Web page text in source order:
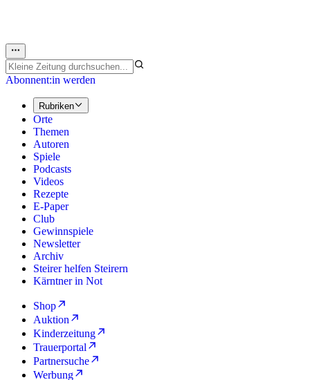
Abonnent:in werden
Rubriken
Orte
Themen
Autoren
Spiele
Podcasts
Videos
Rezepte
E-Paper
Club
Gewinnspiele
Newsletter
Archiv
Steirer helfen Steirern
Kärntner in Not
Shop
Auktion
Kinderzeitung
Trauerportal
Partnersuche
Werbung